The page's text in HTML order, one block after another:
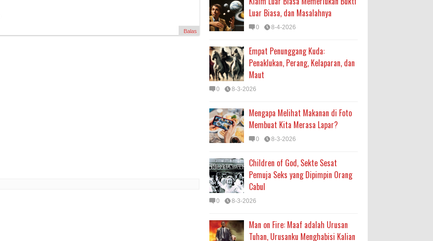
Balas
Luar Biasa, dan Masalahnya
0 8-4-2026
Empat Penunggang Kuda:
Penaklukan, Perang, Kelaparan, dan
Maut
0 8-3-2026
Mengapa Melihat Makanan di Foto
Membuat Kita Merasa Lapar?
0 8-3-2026
Children of God, Sekte Sesat
Pemuja Seks yang Dipimpin Orang
Cabul
0 8-3-2026
Man on Fire: Maaf adalah Urusan
Tuhan, Urusanku Menghabisi Kalian